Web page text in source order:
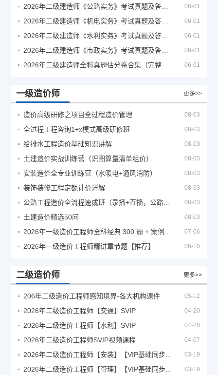
06-01
06-01
06-01
06-01
06-01
一级造价师 更多>>
造价高级研修之项目全过程造价管理 08-03
全过程工程咨询1+x模式高级研修班 08-03
给排水工程造价基础知识讲解 08-03
土建造价实战训练营（识图算量清单组价） 08-03
安装造价全专业训练营（水暖电+通风消防） 08-03
装饰装修工程定额计价详解 08-03
08-03
土建造价精选50问 08-03
07-06
2026年一级造价工程师精讲章节题【推荐】 06-10
二级造价师 更多>>
206年二级造价工程师感知境界-各大机构课件 05-12
2026年二级造价工程师【交通】SVIP 04-20
2026年二级造价工程师【水利】SVIP 04-20
2026年二级造价工程师SVIP视频课程 04-07
03-19
03-19